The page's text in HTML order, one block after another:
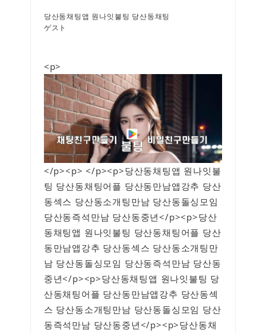
당산동채팅앱 원나잇불팅 당산동채팅
ゲスト
<p>
</p><p> </p><p>당산동채팅앱 원나잇불
팅 당산동채팅어플 당산동만남앱강추 당산
동섹스 당산동소개팅만남 당산동돌싱모임
당산동즉석만남 당산동중년</p><p>당산
동채팅앱 원나잇불팅 당산동채팅어플 당산
동만남앱강추 당산동섹스 당산동소개팅만
남 당산동돌싱모임 당산동즉석만남 당산동
중년</p><p>당산동채팅앱 원나잇불팅 당
산동채팅어플 당산동만남앱강추 당산동섹
스 당산동소개팅만남 당산동돌싱모임 당산
동즉석만남 당산동중년</p><p>당산동채